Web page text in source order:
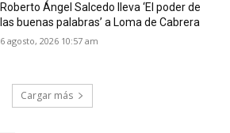
Roberto Ángel Salcedo lleva ‘El poder de
las buenas palabras’ a Loma de Cabrera
6 agosto, 2026 10:57 am
Cargar más